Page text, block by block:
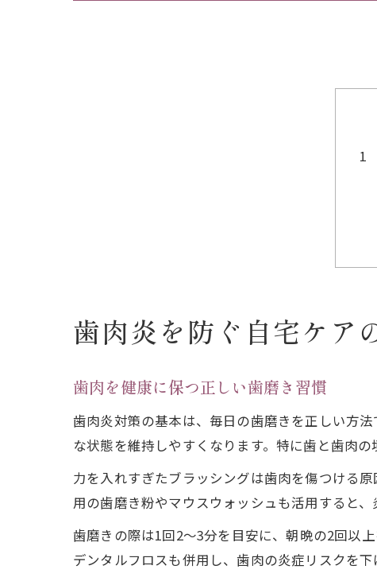
歯肉炎を防ぐ自宅ケア
歯肉を健康に保つ正しい歯磨き習慣
歯肉炎対策の基本は、毎日の歯磨きを正しい方
な状態を維持しやすくなります。特に歯と歯肉の
力を入れすぎたブラッシングは歯肉を傷つける
用の歯磨き粉やマウスウォッシュも活用すると、
歯磨きの際は1回2～3分を目安に、朝晩の2回以
デンタルフロスも併用し、歯肉の炎症リスクを下